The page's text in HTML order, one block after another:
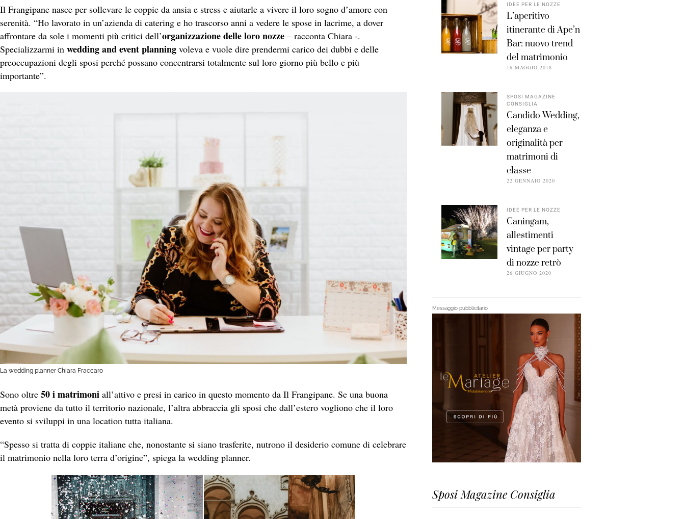
Il Frangipane nasce per sollevare le coppie da ansia e stress e aiutarle a vivere il loro sogno d’amore con
serenità. “Ho lavorato in un’azienda di catering e ho trascorso anni a vedere le spose in lacrime, a dover
affrontare da sole i momenti più critici dell’organizzazione delle loro nozze – racconta Chiara -.
Specializzarmi in wedding and event planning voleva e vuole dire prendermi carico dei dubbi e delle
preoccupazioni degli sposi perché possano concentrarsi totalmente sul loro giorno più bello e più
importante”.
La wedding planner Chiara Fraccaro
Sono oltre 50 i matrimoni all’attivo e presi in carico in questo momento da Il Frangipane. Se una buona
metà proviene da tutto il territorio nazionale, l’altra abbraccia gli sposi che dall’estero vogliono che il loro
evento si sviluppi in una location tutta italiana.
“Spesso si tratta di coppie italiane che, nonostante si siano trasferite, nutrono il desiderio comune di celebrare
il matrimonio nella loro terra d’origine”, spiega la wedding planner.
IDEE PER LE NOZZE
L’aperitivo
itinerante di Ape’n
Bar: nuovo trend
del matrimonio
16 MAGGIO 2018
SPOSI MAGAZINE
CONSIGLIA
Candido Wedding,
eleganza e
originalità per
matrimoni di
classe
22 GENNAIO 2020
IDEE PER LE NOZZE
Caningam,
allestimenti
vintage per party
di nozze retrò
26 GIUGNO 2020
Messaggio pubblicitario
Sposi Magazine Consiglia